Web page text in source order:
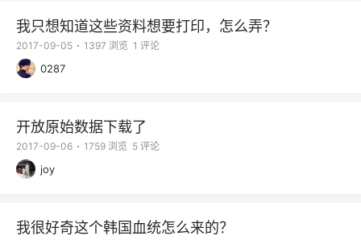
我只想知道这些资料想要打印，怎么弄？
0287
2017-09-05 1397 浏览 1 评论
开放原始数据下载了
joy
2017-09-06 1759 浏览 5 评论
我很好奇这个韩国血统怎么来的？